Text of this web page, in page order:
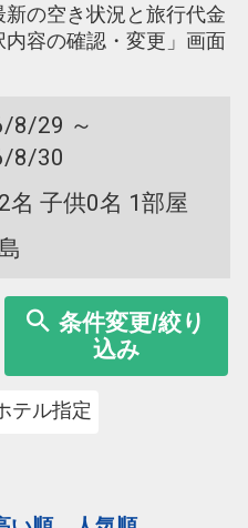
の空き状況と旅行代金
容の確認・変更」画面
8/29 ～
8/30
名 子供0名 1部屋
条件変更/絞り
込み
テル指定